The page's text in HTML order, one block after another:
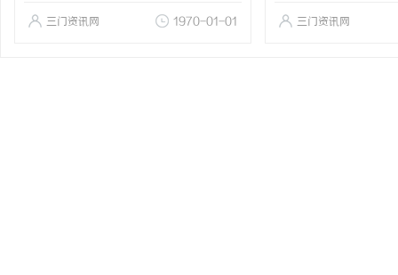
三门资讯网 1970-01-01 三门资讯网